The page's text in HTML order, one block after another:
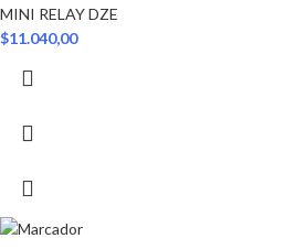
MINI RELAY DZE
$11.040,00